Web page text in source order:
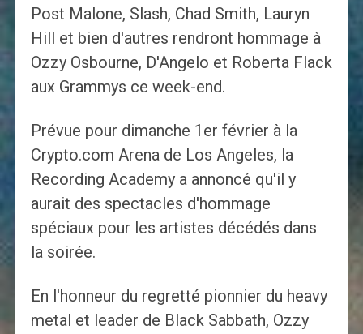
Post Malone, Slash, Chad Smith, Lauryn
Hill et bien d'autres rendront hommage à
Ozzy Osbourne, D'Angelo et Roberta Flack
aux Grammys ce week-end.
Prévue pour dimanche 1er février à la
Crypto.com Arena de Los Angeles, la
Recording Academy a annoncé qu'il y
aurait des spectacles d'hommage
spéciaux pour les artistes décédés dans
la soirée.
En l'honneur du regretté pionnier du heavy
metal et leader de Black Sabbath, Ozzy